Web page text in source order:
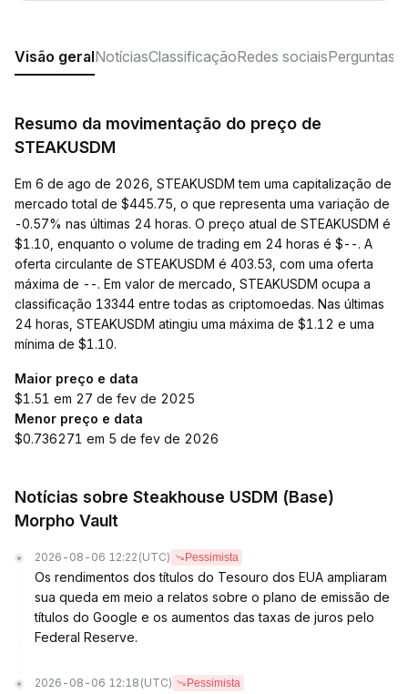
Visão geralNotíciasClassificaçãoRedes sociaisPerguntas
Resumo da movimentação do preço de
STEAKUSDM
Em 6 de ago de 2026, STEAKUSDM tem uma capitalização de
mercado total de $445.75, o que representa uma variação de
-0.57% nas últimas 24 horas. O preço atual de STEAKUSDM é
$1.10, enquanto o volume de trading em 24 horas é $--. A
oferta circulante de STEAKUSDM é 403.53, com uma oferta
máxima de --. Em valor de mercado, STEAKUSDM ocupa a
classificação 13344 entre todas as criptomoedas. Nas últimas
24 horas, STEAKUSDM atingiu uma máxima de $1.12 e uma
mínima de $1.10.
Maior preço e data
$1.51 em 27 de fev de 2025
Menor preço e data
$0.736271 em 5 de fev de 2026
Notícias sobre Steakhouse USDM (Base)
Morpho Vault
2026-08-06 12:22 (UTC) Pessimista
Os rendimentos dos títulos do Tesouro dos EUA ampliaram
sua queda em meio a relatos sobre o plano de emissão de
títulos do Google e os aumentos das taxas de juros pelo
Federal Reserve.
2026-08-06 12:18 (UTC) Pessimista